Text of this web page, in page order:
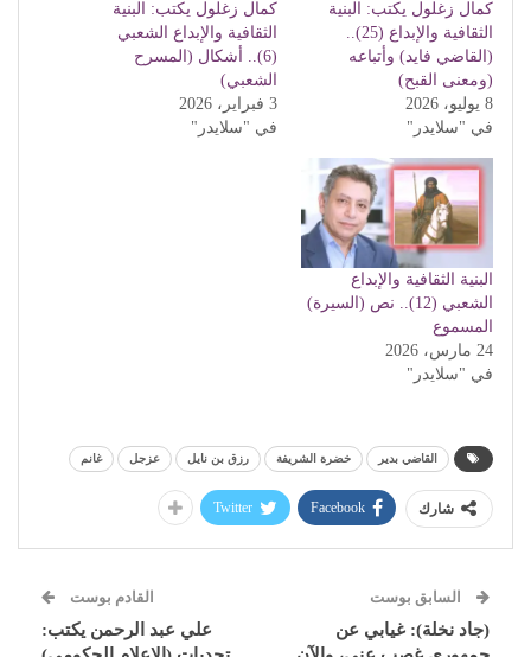
كمال زغلول يكتب: البنية
الثقافية والإبداع (25)..
(القاضي فايد) وأتباعه
(ومعنى القبح)
8 يوليو، 2026
في "سلايدر"
كمال زغلول يكتب: البنية
الثقافية والإبداع الشعبي
(6).. أشكال (المسرح
الشعبي)
3 فبراير، 2026
في "سلايدر"
البنية الثقافية والإبداع
الشعبي (12).. نص (السيرة)
المسموع
24 مارس، 2026
في "سلايدر"
القاضي بدير خضرة الشريفة رزق بن نايل عزجل غانم
شارك Facebook
Twitter
السابق بوست
(جاد نخلة): غيابي عن
القادم بوست
علي عبد الرحمن يكتب: